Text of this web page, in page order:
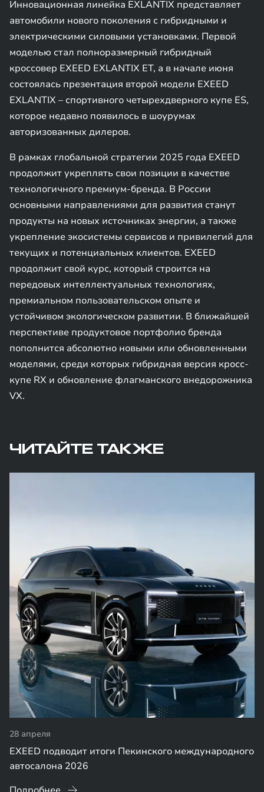
Инновационная линейка EXLANTIX представляет
автомобили нового поколения с гибридными и
электрическими силовыми установками. Первой
моделью стал полноразмерный гибридный
кроссовер EXEED EXLANTIX ET, а в начале июня
состоялась презентация второй модели EXEED
EXLANTIX – спортивного четырехдверного купе ES,
которое недавно появилось в шоурумах
авторизованных дилеров.
В рамках глобальной стратегии 2025 года EXEED
продолжит укреплять свои позиции в качестве
технологичного премиум-бренда. В России
основными направлениями для развития станут
продукты на новых источниках энергии, а также
укрепление экосистемы сервисов и привилегий для
текущих и потенциальных клиентов. EXEED
продолжит свой курс, который строится на
передовых интеллектуальных технологиях,
премиальном пользовательском опыте и
устойчивом экологическом развитии. В ближайшей
перспективе продуктовое портфолио бренда
пополнится абсолютно новыми или обновленными
моделями, среди которых гибридная версия кросс-
купе RX и обновление флагманского внедорожника
VX.
ЧИТАЙТЕ ТАКЖЕ
28 апреля
EXEED подводит итоги Пекинского международного
автосалона 2026